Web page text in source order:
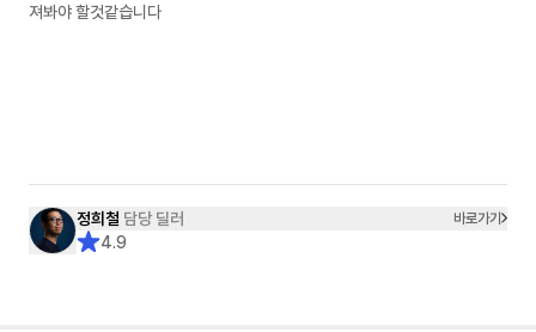
져봐야 할것같습니다
정희철 담당 딜러 바로가기
4.9